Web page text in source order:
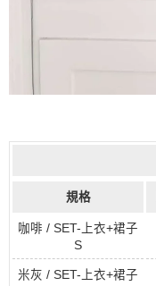
規格
咖啡 / SET-上衣+裙子
S
米灰 / SET-上衣+裙子